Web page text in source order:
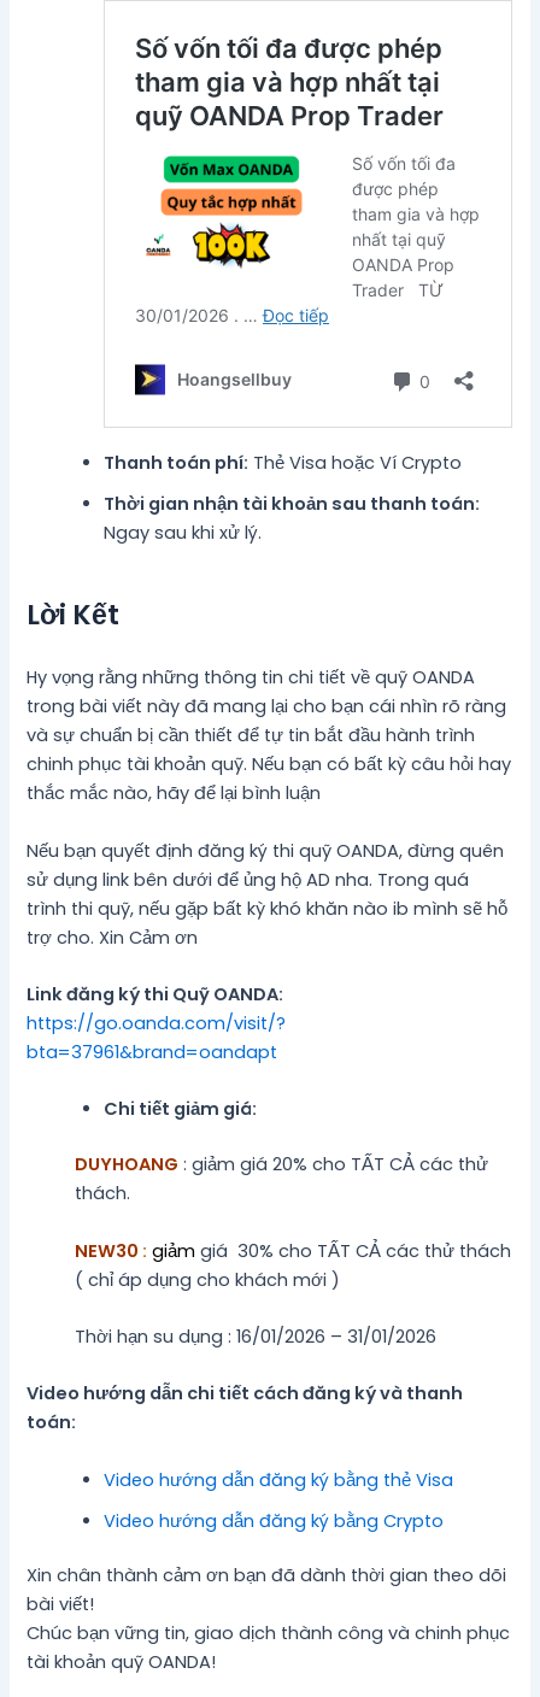
Thanh toán phí: Thẻ Visa hoặc Ví Crypto
Thời gian nhận tài khoản sau thanh toán:
Ngay sau khi xử lý.
Lời Kết
Hy vọng rằng những thông tin chi tiết về quỹ OANDA
trong bài viết này đã mang lại cho bạn cái nhìn rõ ràng
và sự chuẩn bị cần thiết để tự tin bắt đầu hành trình
chinh phục tài khoản quỹ. Nếu bạn có bất kỳ câu hỏi hay
thắc mắc nào, hãy để lại bình luận
Nếu bạn quyết định đăng ký thi quỹ OANDA, đừng quên
sử dụng link bên dưới để ủng hộ AD nha. Trong quá
trình thi quỹ, nếu gặp bất kỳ khó khăn nào ib mình sẽ hỗ
trợ cho. Xin Cảm ơn
Link đăng ký thi Quỹ OANDA:
https://go.oanda.com/visit/?
bta=37961&brand=oandapt
Chi tiết giảm giá:
DUYHOANG : giảm giá 20% cho TẤT CẢ các thử
thách.
NEW30 : giảm giá 30% cho TẤT CẢ các thử thách
( chỉ áp dụng cho khách mới )
Thời hạn su dụng : 16/01/2026 – 31/01/2026
Video hướng dẫn chi tiết cách đăng ký và thanh
toán:
Video hướng dẫn đăng ký bằng thẻ Visa
Video hướng dẫn đăng ký bằng Crypto
Xin chân thành cảm ơn bạn đã dành thời gian theo dõi
bài viết!
Chúc bạn vững tin, giao dịch thành công và chinh phục
tài khoản quỹ OANDA!